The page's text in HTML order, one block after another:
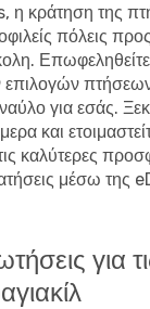
η κράτηση της
πόλεις
πτήσεων
για εσάς.
και
καλύτερες
μέσω της
για